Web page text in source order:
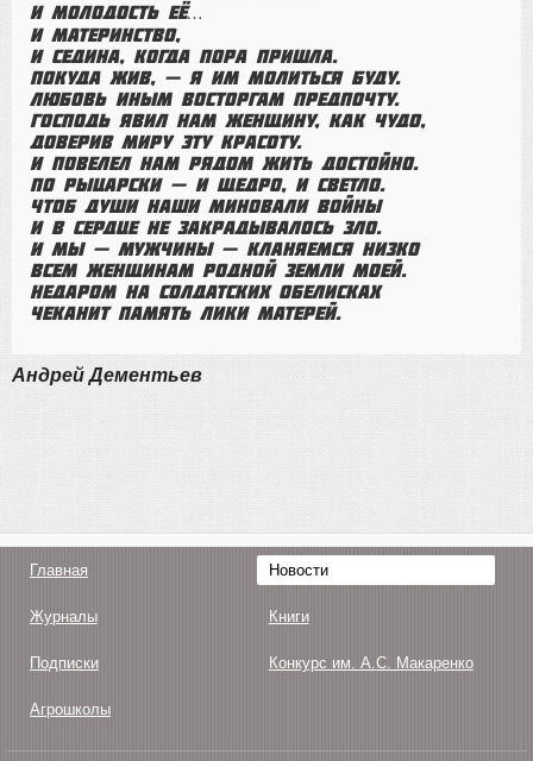
И молодость её…
И материнство,
И седина, когда пора пришла.
Покуда жив, — я им молиться буду.
Любовь иным восторгам предпочту.
Господь явил нам женщину, как чудо,
Доверив миру эту красоту.
И повелел нам рядом жить достойно.
По рыцарски — и щедро, и светло.
Чтоб души наши миновали войны
И в сердце не закрадывалось зло.
И мы — мужчины — кланяемся низко
Всем женщинам родной земли моей.
Недаром на солдатских обелисках
Чеканит память лики матерей.
Андрей Дементьев
Главная Новости
Журналы Книги
Подписки Конкурс им. А.С. Макаренко
Агрошколы